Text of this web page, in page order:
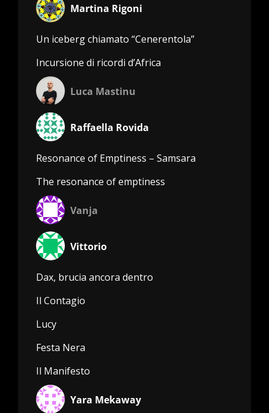
Martina Rigoni
Un iceberg chiamato “Cenerentola”
Incursione di ricordi d’Africa
Luca Mastinu
Raffaella Rovida
Resonance of Emptiness – Samsara
The resonance of emptiness
Vanja
Vittorio
Dax, brucia ancora dentro
Il Contagio
Lucy
Festa Nera
Il Manifesto
Yara Mekaway